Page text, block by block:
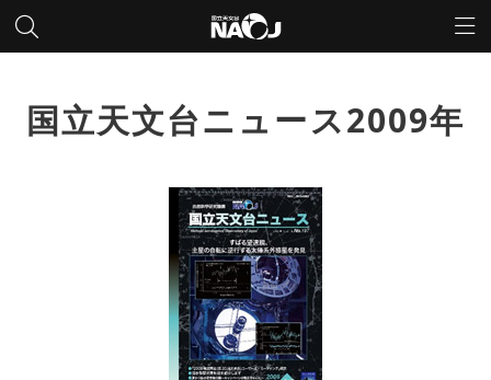
国立天文台ニュース2009年